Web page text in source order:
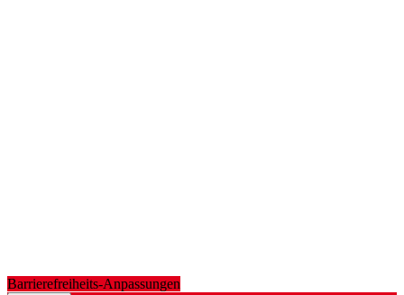
Barrierefreiheits-Anpassungen